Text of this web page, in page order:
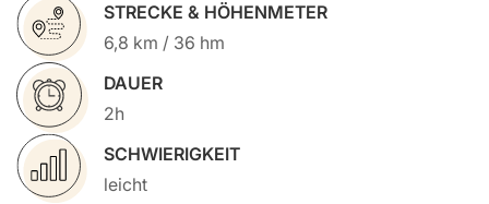
STRECKE & HÖHENMETER
6,8 km / 36 hm
DAUER
2h
SCHWIERIGKEIT
leicht